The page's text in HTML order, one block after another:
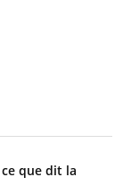
que dit la